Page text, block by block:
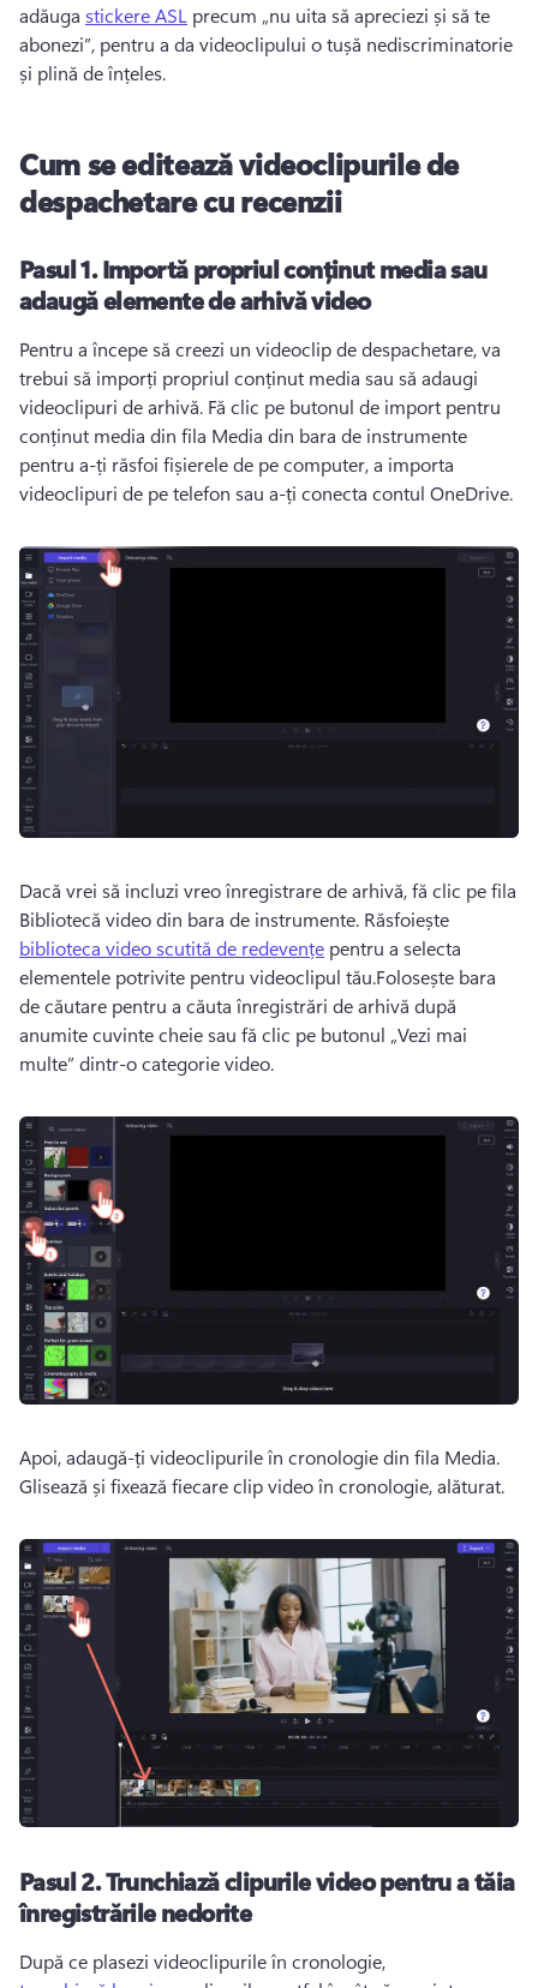
adăuga stickere ASL precum „nu uita să apreciezi și să te
abonezi”, pentru a da videoclipului o tușă nediscriminatorie
și plină de înțeles.
Cum se editează videoclipurile de
despachetare cu recenzii
Pasul 1.Importă propriul conținut media sau
adaugă elemente de arhivă video
Pentru a începe să creezi un videoclip de despachetare, va
trebui să imporți propriul conținut media sau să adaugi
videoclipuri de arhivă. Fă clic pe butonul de import pentru
conținut media din fila Media din bara de instrumente
pentru a-ți răsfoi fișierele de pe computer, a importa
videoclipuri de pe telefon sau a-ți conecta contul OneDrive.
Dacă vrei să incluzi vreo înregistrare de arhivă, fă clic pe fila
Bibliotecă video din bara de instrumente. Răsfoiește
biblioteca video scutită de redevențe pentru a selecta
elementele potrivite pentru videoclipul tău.Folosește bara
de căutare pentru a căuta înregistrări de arhivă după
anumite cuvinte cheie sau fă clic pe butonul „Vezi mai
multe” dintr-o categorie video.
Glisează și fixează fiecare clip video în cronologie, alăturat.
Pasul 2.Trunchiază clipurile video pentru a tăia
înregistrările nedorite
După ce plasezi videoclipurile în cronologie,